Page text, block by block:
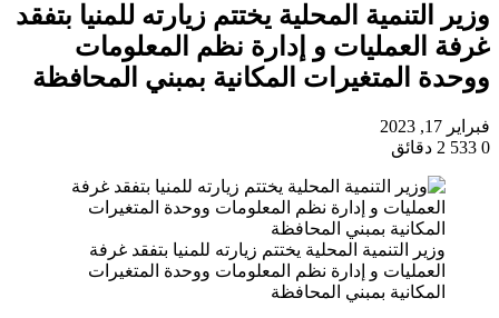
وزير التنمية المحلية يختتم زيارته للمنيا بتفقد
غرفة العمليات و إدارة نظم المعلومات
ووحدة المتغيرات المكانية بمبني المحافظة
فبراير 17, 2023
0
2 دقائق
وزير التنمية المحلية يختتم زيارته للمنيا بتفقد غرفة
العمليات و إدارة نظم المعلومات ووحدة المتغيرات
المكانية بمبني المحافظة